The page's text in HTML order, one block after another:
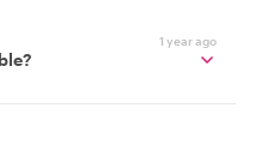
1 year ago